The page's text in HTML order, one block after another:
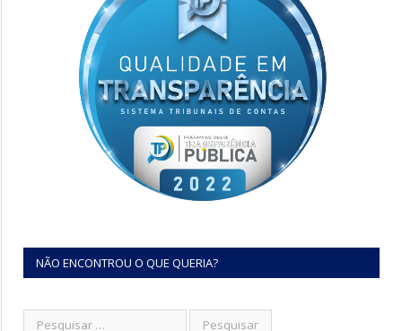
NÃO ENCONTROU O QUE QUERIA?